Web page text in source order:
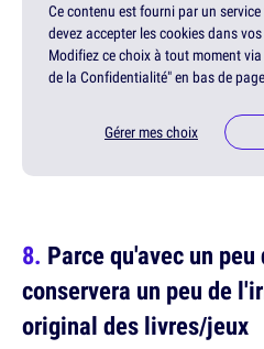
Ce contenu est fourni par un
devez accepter les cookies dans
Modifiez ce choix à tout moment
de la Confidentialité" en bas de
Gérer mes choix
Parce qu'avec un
conservera un peu de
original des livres/jeux